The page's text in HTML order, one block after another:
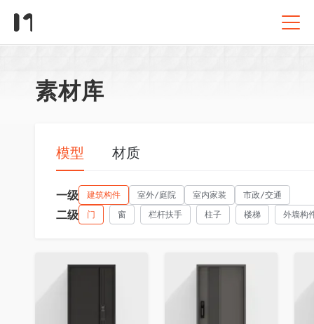
素材库
模型 材质
一级 建筑构件 室外/庭院 室内家装 市政/交通
二级 门 窗 栏杆扶手 柱子 楼梯 外墙构
收藏 收藏